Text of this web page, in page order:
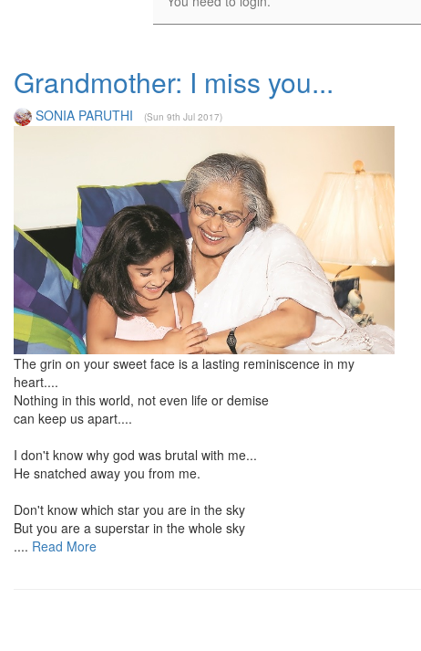
Grandmother: I miss you...
SONIA PARUTHI (Sun 9th Jul 2017)
The grin on your sweet face is a lasting reminiscence in my
heart....
Nothing in this world, not even life or demise
can keep us apart....
I don't know why god was brutal with me...
He snatched away you from me.
Don't know which star you are in the sky
But you are a superstar in the whole sky
.... Read More